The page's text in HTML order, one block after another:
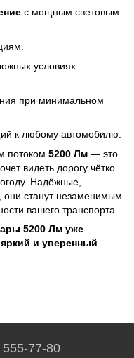
с мощным световым
условиях
при минимальном
к любому автомобилю.
потоком 5200 Лм — это
видеть дорогу чётко
Надёжные,
они станут незаменимым
вашего транспорта.
5200 Лм уже
и уверенный
555-77-80